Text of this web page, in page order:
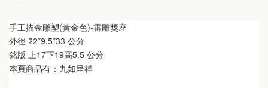
手工描金雕塑(黃金色)-雷雕獎座
外徑 22*9.5*33 公分
銘版 上17下19高5.5 公分
本頁商品有：九如呈祥